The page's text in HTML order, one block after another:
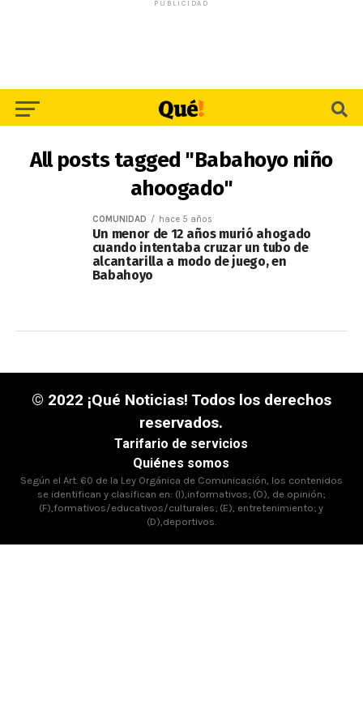
PUBLICIDAD
All posts tagged "Babahoyo niño
ahoogado"
COMUNIDAD hace 5 años
Un menor de 12 años murió ahogado
cuando intentaba cruzar un tubo de
alcantarilla a modo de juego, en
Babahoyo
© 2022 ¡Qué Noticias! Todos los derechos
reservados.
Tarifario de servicios
Quiénes somos
Según el Art. 60 de la Ley Orgánica de Comunicación, los contenidos
se identifican y clasifican en: (I),informativos; (O), de opinión;
(F),formativos/educativos/culturales; (E), entretenimiento; y
(D),deportivos.